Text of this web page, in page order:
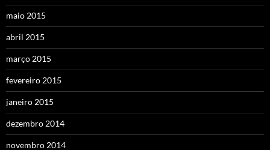
maio 2015
abril 2015
março 2015
fevereiro 2015
janeiro 2015
dezembro 2014
novembro 2014